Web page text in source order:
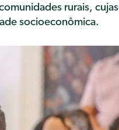
rurais, cujas
socioeconômica.